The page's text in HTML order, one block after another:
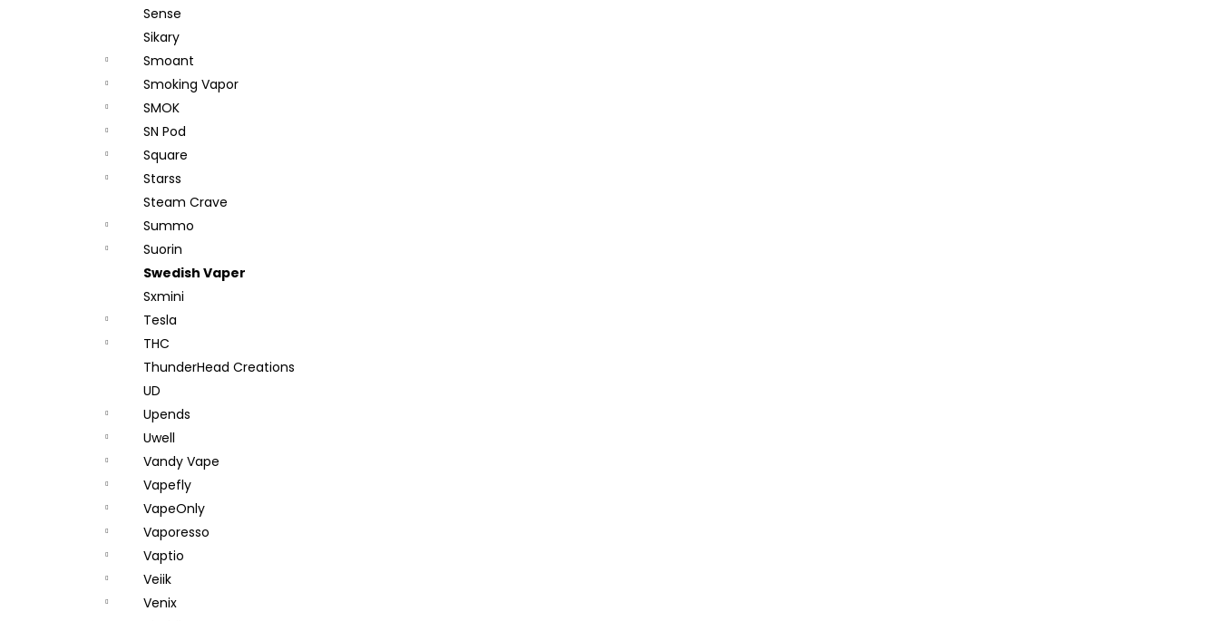
Sense
Sikary
Smoant
Smoking Vapor
SMOK
SN Pod
Square
Starss
Steam Crave
Summo
Suorin
Swedish Vaper
Sxmini
Tesla
THC
ThunderHead Creations
UD
Upends
Uwell
Vandy Vape
Vapefly
VapeOnly
Vaporesso
Vaptio
Veiik
Venix